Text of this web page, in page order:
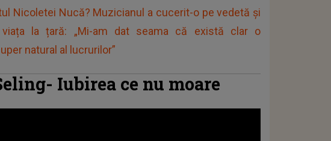
Nicoletei Nucă? Muzicianul a cucerit-o pe vedetă și
la țară: „Mi-am dat seama că există clar o
natural al lucrurilor”
Iubirea ce nu moare